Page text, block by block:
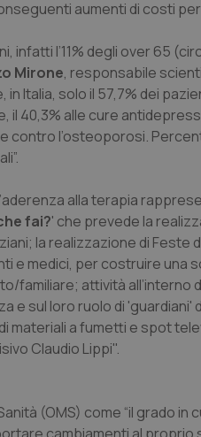
aumenti di costi per
infatti l’11% degli over 65
Mirone, responsabile
Italia, solo il 57,7% dei
40,3% alle cure
contro l’osteoporosi.
alla terapia
fai?' che prevede la
la realizzazione di
e medici, per costruire una
familiare; attività
e sul loro ruolo di
a fumetti e spot
Claudio Lippi".
(OMS) come “il grado